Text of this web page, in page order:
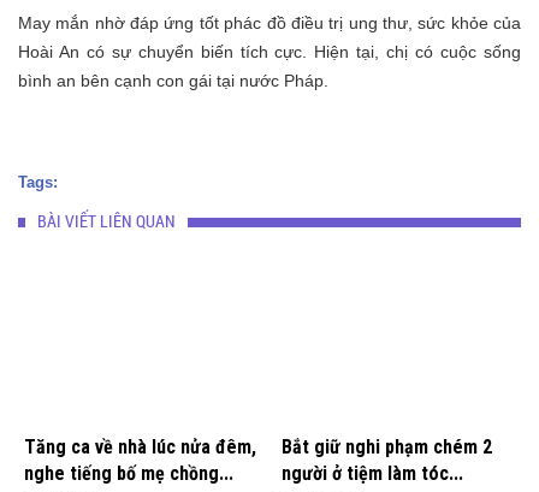
May mắn nhờ đáp ứng tốt phác đồ điều trị ung thư, sức khỏe của
Hoài An có sự chuyển biến tích cực. Hiện tại, chị có cuộc sống
bình an bên cạnh con gái tại nước Pháp.
Tags:
BÀI VIẾT LIÊN QUAN
Tăng ca về nhà lúc nửa đêm,
nghe tiếng bố mẹ chồng...
Bắt giữ nghi phạm chém 2
người ở tiệm làm tóc...